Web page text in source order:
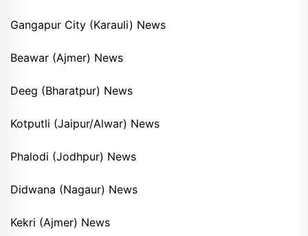
Gangapur City (Karauli) News
Beawar (Ajmer) News
Deeg (Bharatpur) News
Kotputli (Jaipur/Alwar) News
Phalodi (Jodhpur) News
Didwana (Nagaur) News
Kekri (Ajmer) News